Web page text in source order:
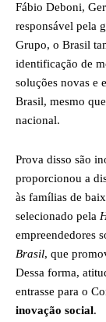
Fábio Deboni,
responsável pela
Grupo, o Brasil
identificação de
soluções novas e
Brasil, mesmo
nacional.
Prova disso são
proporcionou a
às famílias de
selecionado pela
empreendedores
Brasil, que
Dessa forma,
entrasse para o
inovação social.